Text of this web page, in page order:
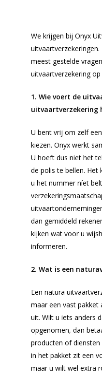
We krijgen bij Onyx
meest gestelde
uitvaartverzekering op
1. Wie voert de
uitvaartverzekering
U bent vrij om zelf
kiezen. Onyx werkt
U hoeft dus niet het
de polis te bellen. Het
u het nummer níet
dan gemiddeld
kijken wat voor u
informeren.
2. Wat is een
Een natura
maar een vast pakket
uit. Wilt u iets anders
opgenomen, dan
producten of diensten
in het pakket zit een
maar u wilt wel extra
Meer weten over:
Uitvaartverzekering
uitvaart